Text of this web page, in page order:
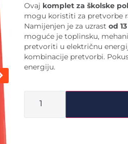
Ovaj komplet za školske
mogu koristiti za pretvorbe
Namijenjen je za uzrast od
moguće je toplinsku,
pretvoriti u električnu
kombinacije pretvorbi.
energiju.